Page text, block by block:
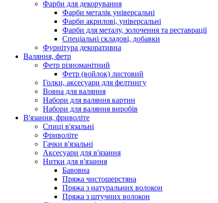
Фарби для декорування
Фарби металік універсальні
Фарби акрилові, універсальні
Фарби для металу, золочення та реставрації
Спеціальні складові, добавки
Фурнітура декоративна
Валяння, фетр
Фетр різноманітний
Фетр (войлок) листовий
Голки, аксесуари для фелтингу
Вовна для валяння
Набори для валяння картин
Набори для валяння виробів
В'язання, фриволіте
Спиці в'язальні
Фриволіте
Гачки в'язальні
Аксесуари для в'язання
Нитки для в'язання
Бавовна
Пряжа чистошерстяна
Пряжа з натуральних волокон
Пряжа з штучних волокон